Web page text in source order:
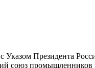
Президента
союз